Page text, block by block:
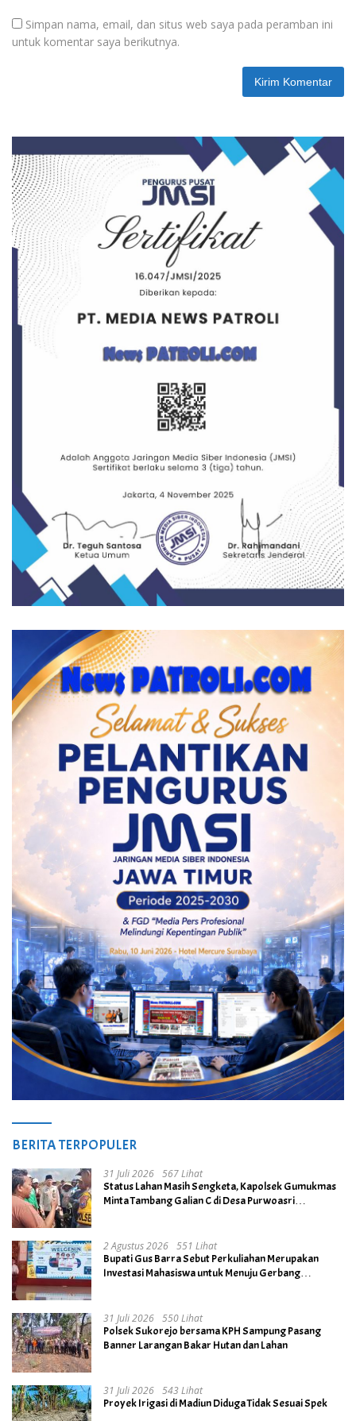
Simpan nama, email, dan situs web saya pada peramban ini
untuk komentar saya berikutnya.
BERITA TERPOPULER
31 Juli 2026 567 Lihat
Status Lahan Masih Sengketa, Kapolsek Gumukmas
Minta Tambang Galian C di Desa Purwoasri
2 Agustus 2026 551 Lihat
Bupati Gus Barra Sebut Perkuliahan Merupakan
Investasi Mahasiswa untuk Menuju Gerbang
31 Juli 2026 550 Lihat
Polsek Sukorejo bersama KPH Sampung Pasang
Banner Larangan Bakar Hutan dan Lahan
31 Juli 2026 543 Lihat
Proyek Irigasi di Madiun Diduga Tidak Sesuai Spek